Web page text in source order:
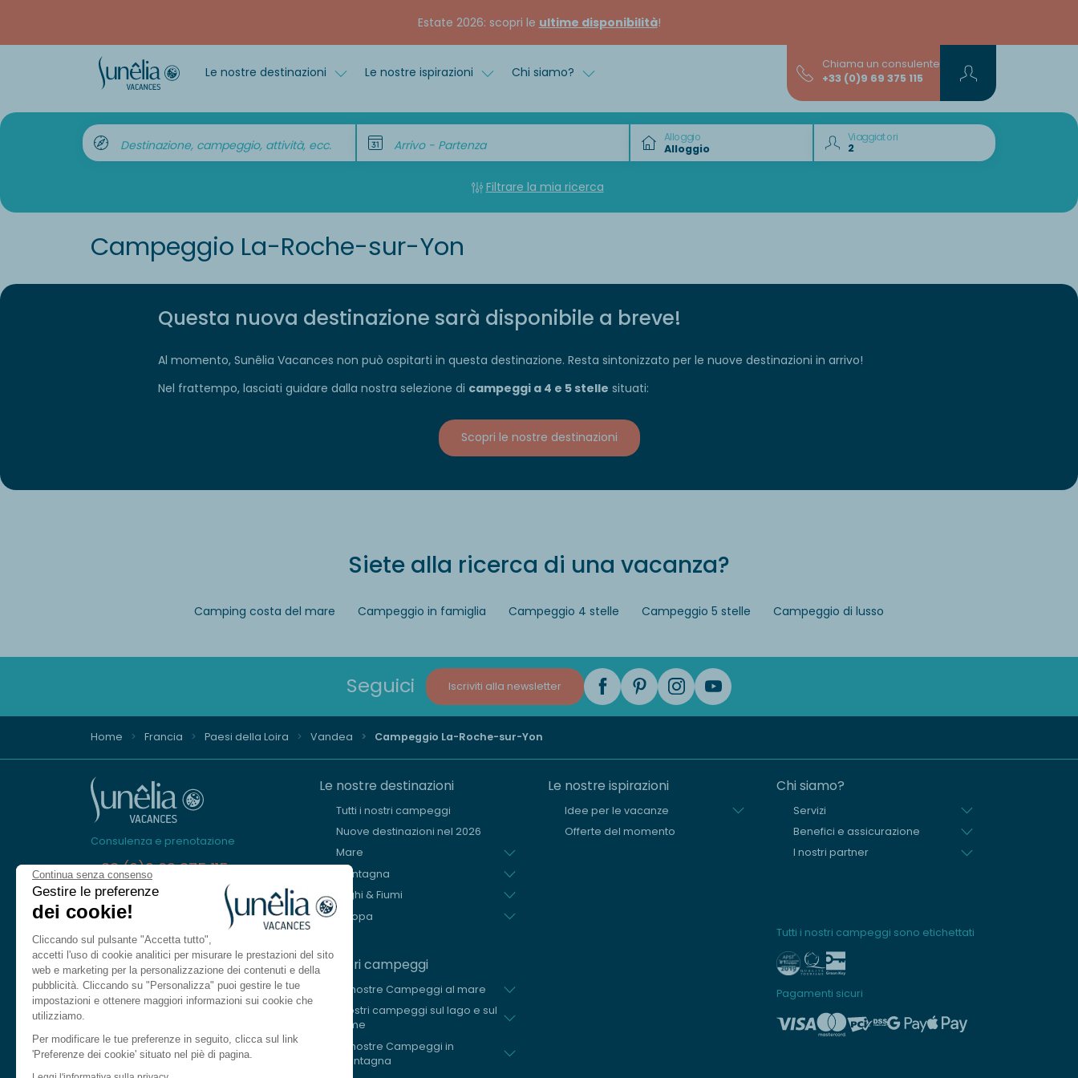
Continua senza consenso
Gestire le preferenze
dei cookie!
Cliccando sul pulsante "Accetta tutto",
accetti l'uso di cookie analitici per misurare le prestazioni del sito
web e marketing per la personalizzazione dei contenuti e della
pubblicità. Cliccando su "Personalizza" puoi gestire le tue
impostazioni e ottenere maggiori informazioni sui cookie che
utilizziamo.
Per modificare le tue preferenze in seguito, clicca sul link
'Preferenze dei cookie' situato nel piè di pagina.
Estate 2026: scopri le ultime disponibilità!
Le nostre destinazioni Le nostre ispirazioni Chi siamo?
Chiama un consulente
+33 (0)9 69 375 115
Destinazione, campeggio, attività, ecc. Arrivo - Partenza Alloggio Viaggiatori
Filtrare la mia ricerca
Campeggio La-Roche-sur-Yon
Questa nuova destinazione sarà disponibile a breve!
Al momento, Sunêlia Vacances non può ospitarti in questa destinazione. Resta sintonizzato per le nuove destinazioni in arrivo!
Nel frattempo, lasciati guidare dalla nostra selezione di campeggi a 4 e 5 stelle situati:
Scopri le nostre destinazioni
Siete alla ricerca di una vacanza?
Camping costa del mare Campeggio in famiglia Campeggio 4 stelle Campeggio 5 stelle Campeggio di lusso
Seguici Iscriviti alla newsletter
Home Francia Paesi della Loira Vandea Campeggio La-Roche-sur-Yon
Consulenza e prenotazione
+33 (0)9 69 375 115
Siamo qui per aiutarvi
Dal lunedì al venerdì, dalle 8.30 alle
18.30.
Sabato dalle 10.00 alle 13.00 e dalle 14.00
alle 17.00
Contattarci
Lingua IT
Le nostre destinazioni
Tutti i nostri campeggi
Nuove destinazioni nel 2026
Mare
Montagna
Laghi & Fiumi
Europa
I nostri campeggi
Le nostre Campeggi al mare
I nostri campeggi sul lago e sul
fiume
Le nostre Campeggi in
montagna
Le nostre ispirazioni
Idee per le vacanze
Offerte del momento
Chi siamo?
Servizi
Benefici e assicurazione
I nostri partner
Tutti i nostri campeggi sono etichettati
Pagamenti sicuri